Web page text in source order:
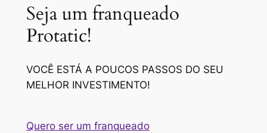
Seja um franqueado
Protatic!
VOCÊ ESTÁ A POUCOS PASSOS DO SEU
MELHOR INVESTIMENTO!
Quero ser um franqueado